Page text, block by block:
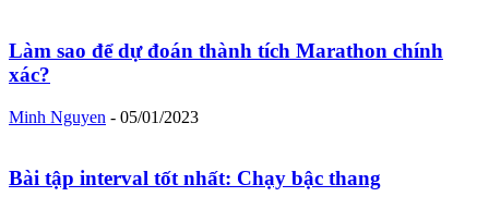
Làm sao để dự đoán thành tích Marathon chính
xác?
Minh Nguyen - 05/01/2023
Bài tập interval tốt nhất: Chạy bậc thang